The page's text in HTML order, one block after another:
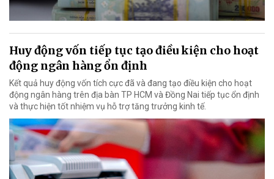
Huy động vốn tiếp tục tạo điều kiện cho hoạt
động ngân hàng ổn định
Kết quả huy động vốn tích cực đã và đang tạo điều kiện cho hoạt
động ngân hàng trên địa bàn TP HCM và Đồng Nai tiếp tục ổn định
và thực hiện tốt nhiệm vụ hỗ trợ tăng trưởng kinh tế.